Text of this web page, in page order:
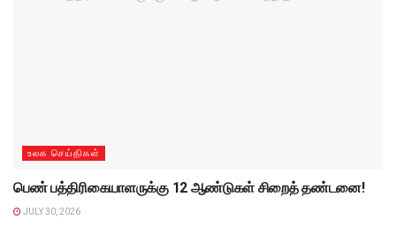
உலக செய்திகள்
பெண் பத்திரிகையாளருக்கு 12 ஆண்டுகள் சிறைத் தண்டனை!
JULY 30, 2026